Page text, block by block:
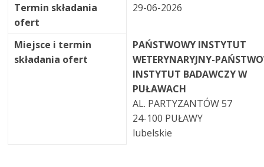
Termin składania
ofert
29-06-2026
Miejsce i termin
składania ofert
PAŃSTWOWY INSTYTUT
WETERYNARYJNY-
INSTYTUT BADAWCZY W
PUŁAWACH
AL. PARTYZANTÓW 57
24-100 PUŁAWY
lubelskie